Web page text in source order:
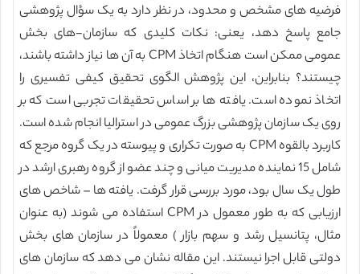
فرضیه های مشخص و محدود، در نظر دارد به یک سؤال پژوهشی
جامع پاسخ دهد، یعنی: نکات کلیدی که سازمان-های بخش
عمومی ممکن است هنگام اتخاذ CPM به آن ها نیاز داشته باشند،
چیستند؟ بنابراین، این پژوهش الگوی تحقیق کیفی تفسیری را
اتخاذ نموده است. یافته ها بر اساس تحقیقات تجربی است که بر
روی یک سازمان پژوهشی بزرگ عمومی در استرالیا انجام شده است.
کاربرد بالقوه CPM به صورت تکراری و پیوسته در یک گروه مرجع که
شامل 15 نماینده مدیریت میانی و چند عضو از گروه رهبری ارشد در
طول یک سال بود، مورد بررسی قرار گرفت. یافته ها – شاخص های
ارزیابی که به طور معمول در CPM استفاده می شوند (به عنوان
مثال، پتانسیل رشد و سهم بازار ) معمولاً در سازمان های بخش
دولتی قابل اجرا نیستند. این مقاله نشان می دهد که سازمان های